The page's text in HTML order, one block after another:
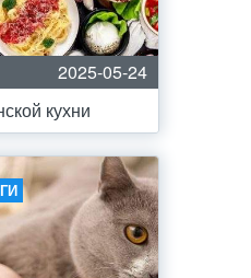
2025-05-24
кухни